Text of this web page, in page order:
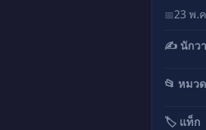
📅23 พ.
✍️ นักว
📂 หมว
🏷️ แท็ก